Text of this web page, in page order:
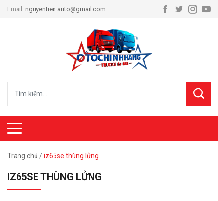
Email: nguyentien.auto@gmail.com
Trang chủ /iz65se thùng lửng
IZ65SE THÙNG LỬNG